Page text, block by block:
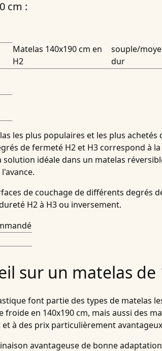
cm :
Matelas 140x190 cm en
H2
souple/
dur
les plus populaires et les plus achetés
de fermeté H2 et H3 correspond à
idéale dans un matelas
de couchage de différents degrés
H2 à H3 ou inversement.
sur un matelas de
font partie des types de matelas
en 140x190 cm, mais aussi des
à des prix particulièrement
avantageuse de bonne